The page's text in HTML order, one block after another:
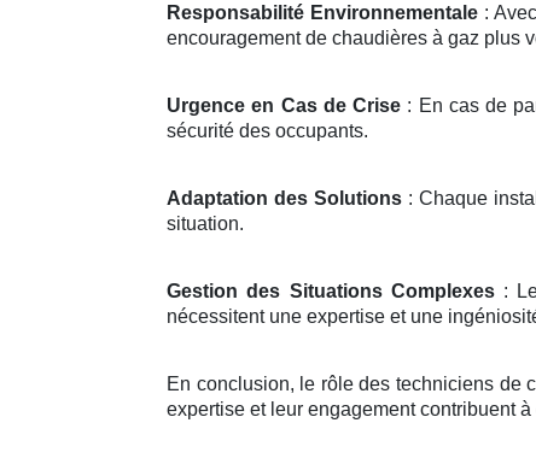
Responsabilité Environnementale :
encouragement de chaudières à gaz plus
Urgence en Cas de Crise : En cas de
sécurité des occupants.
Adaptation des Solutions : Chaque
situation.
Gestion des Situations Complexes:
nécessitent une expertise et une
En conclusion, le rôle des techniciens de
expertise et leur engagement contribuent